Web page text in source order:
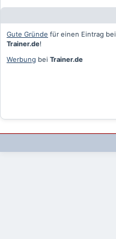
Gute Gründe für einen Eintrag bei
Trainer.de!
Werbung bei Trainer.de